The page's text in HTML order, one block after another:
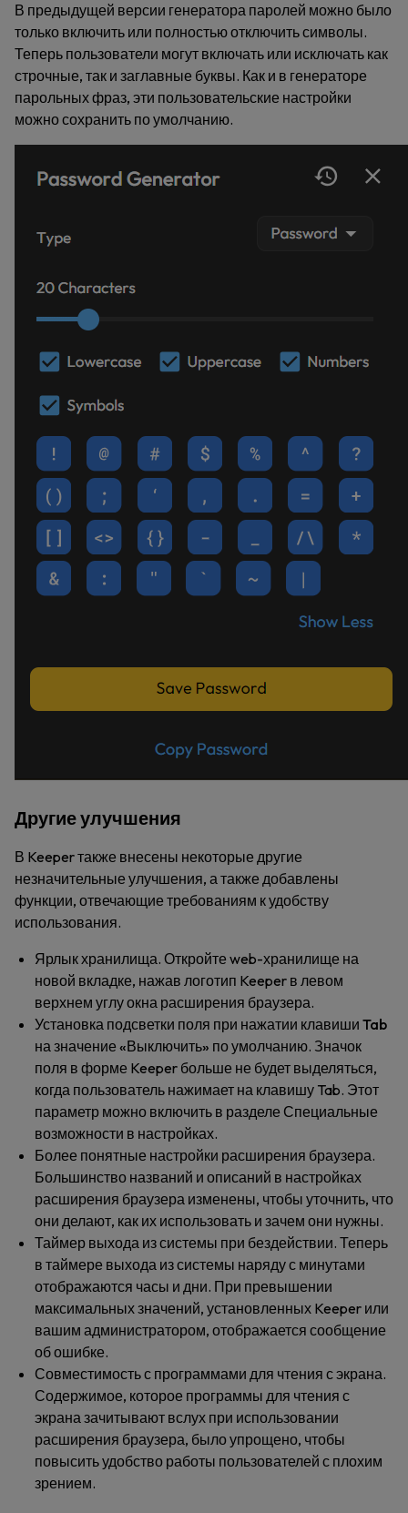
В предыдущей версии генератора паролей можно было
только включить или полностью отключить символы.
Теперь пользователи могут включать или исключать как
строчные, так и заглавные буквы. Как и в генераторе
парольных фраз, эти пользовательские настройки
можно сохранить по умолчанию.
Другие улучшения
В Keeper также внесены некоторые другие
незначительные улучшения, а также добавлены
функции, отвечающие требованиям к удобству
использования.
Ярлык хранилища. Откройте web-хранилище на
новой вкладке, нажав логотип Keeper в левом
верхнем углу окна расширения браузера.
Установка подсветки поля при нажатии клавиши Tab
на значение «Выключить» по умолчанию. Значок
поля в форме Keeper больше не будет выделяться,
когда пользователь нажимает на клавишу Tab. Этот
параметр можно включить в разделе Специальные
возможности в настройках.
Более понятные настройки расширения браузера.
Большинство названий и описаний в настройках
расширения браузера изменены, чтобы уточнить, что
они делают, как их использовать и зачем они нужны.
Таймер выхода из системы при бездействии. Теперь
в таймере выхода из системы наряду с минутами
отображаются часы и дни. При превышении
максимальных значений, установленных Keeper или
вашим администратором, отображается сообщение
об ошибке.
Совместимость с программами для чтения с экрана.
Содержимое, которое программы для чтения с
экрана зачитывают вслух при использовании
расширения браузера, было упрощено, чтобы
повысить удобство работы пользователей с плохим
зрением.